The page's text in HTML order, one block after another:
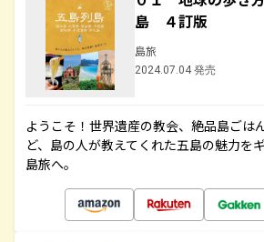
島 ４訂版
島旅
2024.07.04 発売
ようこそ！世界遺産の教会、絶品島ごは
ど、島の人が教えてくれた五島の魅力を
島旅へ。